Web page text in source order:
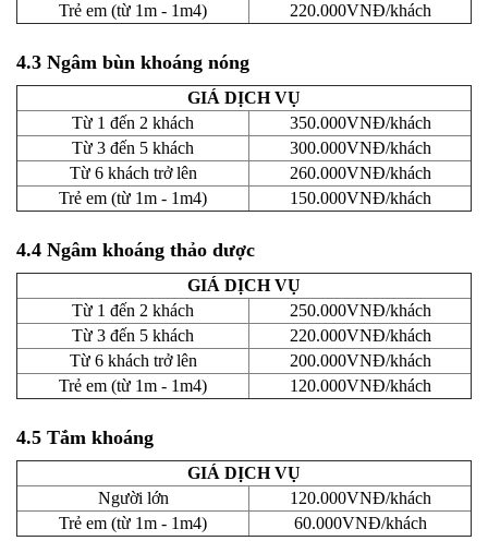
Trẻ em (từ 1m - 1m4) 220.000VNĐ/khách
4.3 Ngâm bùn khoáng nóng
GIÁ DỊCH VỤ
Từ 1 đến 2 khách
350.000VNĐ/khách
Từ 3 đến 5 khách
300.000VNĐ/khách
Từ 6 khách trở lên
260.000VNĐ/khách
Trẻ em (từ 1m - 1m4)
150.000VNĐ/khách
4.4 Ngâm khoáng thảo dược
GIÁ DỊCH VỤ
Từ 1 đến 2 khách
250.000VNĐ/khách
Từ 3 đến 5 khách
220.000VNĐ/khách
Từ 6 khách trở lên
200.000VNĐ/khách
Trẻ em (từ 1m - 1m4)
120.000VNĐ/khách
4.5 Tắm khoáng
GIÁ DỊCH VỤ
Người lớn
120.000VNĐ/khách
Trẻ em (từ 1m - 1m4)
60.000VNĐ/khách